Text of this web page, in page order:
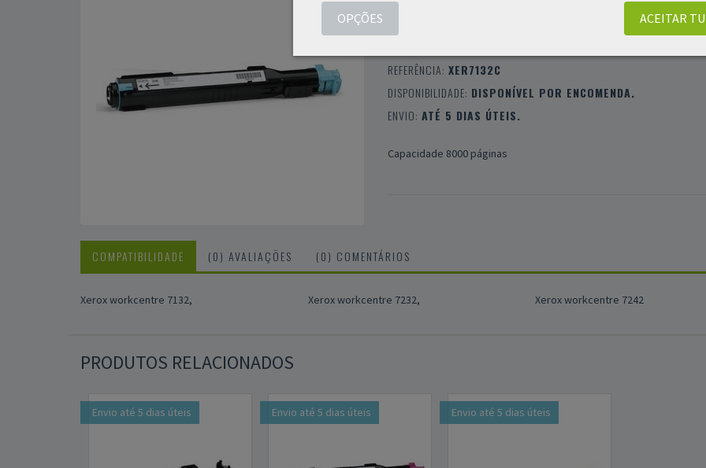
0 COMENTÁRIOS
REFERÊNCIA: XER7132C
DISPONIBILIDADE: DISPONÍVEL POR ENCOMENDA.
ENVIO: ATÉ 5 DIAS ÚTEIS.
Capacidade 8000 páginas
COMPATIBILIDADE (0) AVALIAÇÕES (0) COMENTÁRIOS
Xerox workcentre 7132, Xerox workcentre 7232, Xerox workcentre 7242
PRODUTOS RELACIONADOS
Envio até 5 dias úteis Envio até 5 dias úteis Envio até 5 dias úteis
ACEITAR
OPÇÕES